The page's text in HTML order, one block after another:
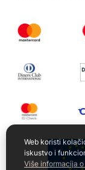
Web koristi
iskustvo i
Više informacija